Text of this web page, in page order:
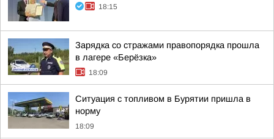
18:15
Зарядка со стражами правопорядка прошла
в лагере «Берёзка»
18:09
Ситуация с топливом в Бурятии пришла в
норму
18:09